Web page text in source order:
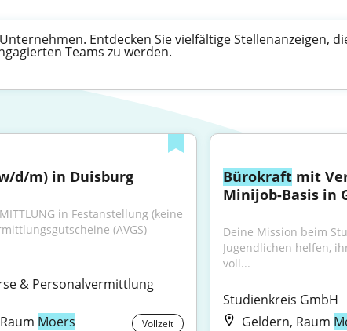
Entdecken Sie vielfältige Stellenanzeigen,
Teams zu werden.
d/m) in Duisburg
in Festanstellung (keine
(AVGS)
& Personalvermittlung
Moers Vollzeit
Bürokraft mit
Minijob-Basis in
Deine Mission beim
Jugendlichen helfen,
voll...
Studienkreis GmbH
Geldern, Raum